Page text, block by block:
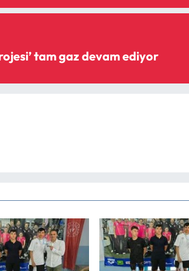
‘Şişme savak projesi’ tam gaz devam ediyor